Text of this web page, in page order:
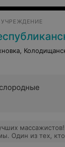
практический центр медицинской экспертизы и
Один из тех,